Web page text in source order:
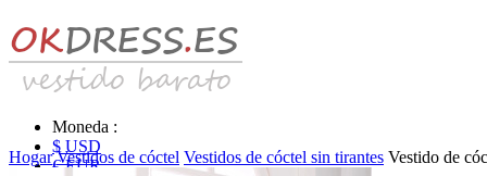
Moneda :
$ USD
€ EUR
Hogar Vestidos de cóctel Vestidos de cóctel sin tirantes Vestido de